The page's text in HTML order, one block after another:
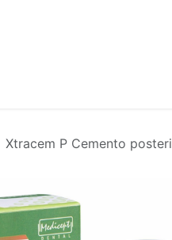
Xtracem P Cemento